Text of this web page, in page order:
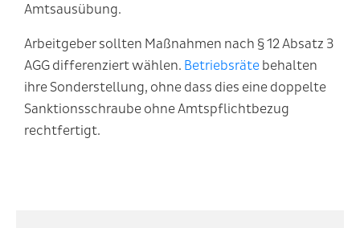
Amtsausübung.
Arbeitgeber sollten Maßnahmen nach § 12 Absatz 3
AGG differenziert wählen. Betriebsrätebehalten
ihre Sonderstellung, ohne dass dies eine doppelte
Sanktionsschraube ohne Amtspflichtbezug
rechtfertigt.